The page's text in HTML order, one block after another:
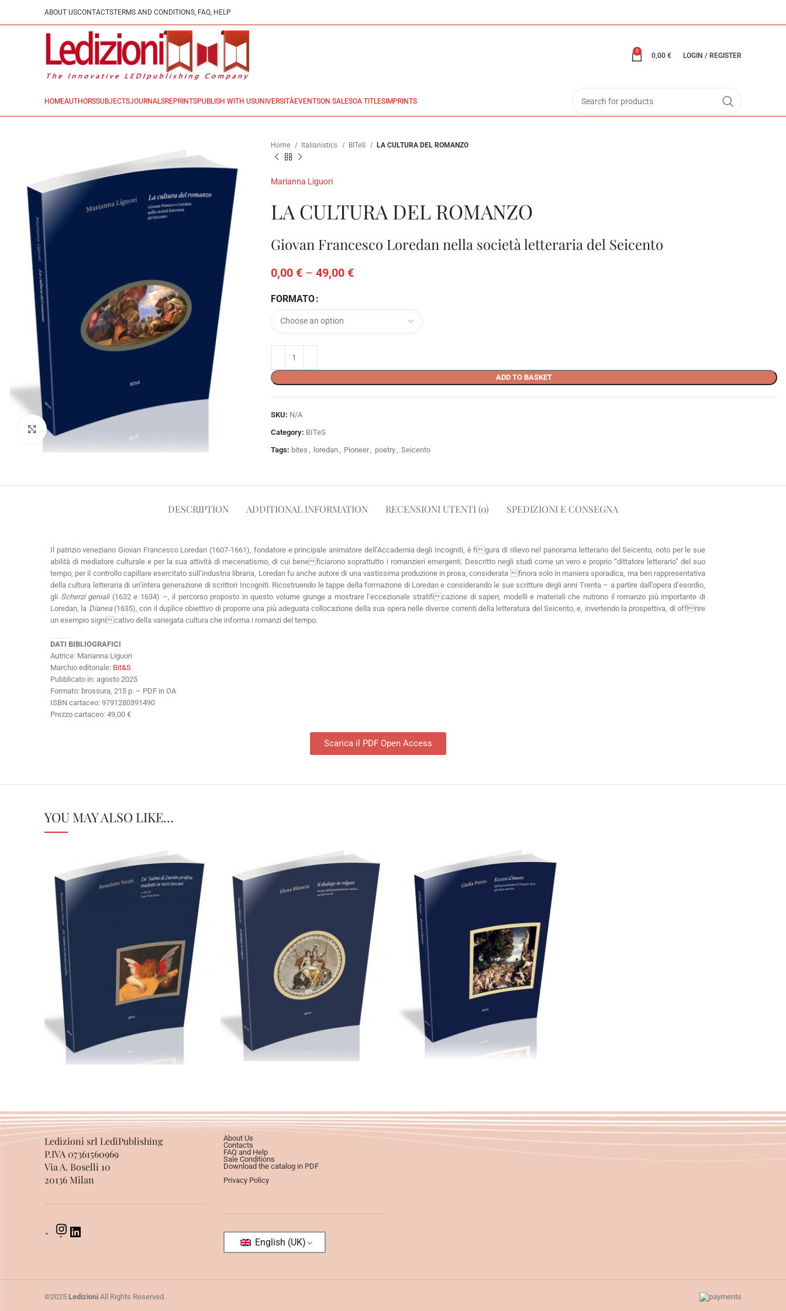
ABOUT USCONTACTSTERMS AND CONDITIONS, FAQ, HELP
0
0,00 € LOGIN / REGISTER
HOMEAUTHORSSUBJECTSJOURNALSREPRINTSPUBLISH WITH USUNIVERSITÀEVENTSON SALESOA TITLES IMPRINTS
Click to enlarge
Home Italianistics BITeS LA CULTURA DEL ROMANZO
Marianna Liguori
LA CULTURA DEL ROMANZO
Giovan Francesco Loredan nella società letteraria del Seicento
0,00 € – 49,00 €
FORMATO
ADD TO BASKET
SKU: N/A
Category: BITeS
Tags: bites loredan Pioneer poetry Seicento
DESCRIPTION ADDITIONAL INFORMATION RECENSIONI UTENTI (0) SPEDIZIONI E CONSEGNA
Il patrizio veneziano Giovan Francesco Loredan (1607-1661), fondatore e principale animatore dell’Accademia degli Incogniti, è figura di rilievo nel panorama letterario del Seicento, noto per le sue
abilità di mediatore culturale e per la sua attività di mecenatismo, di cui beneficiarono soprattutto i romanzieri emergenti. Descritto negli studi come un vero e proprio “dittatore letterario” del suo
tempo, per il controllo capillare esercitato sull’industria libraria, Loredan fu anche autore di una vastissima produzione in prosa, considerata finora solo in maniera sporadica, ma ben rappresentativa
della cultura letteraria di un’intera generazione di scrittori Incogniti. Ricostruendo le tappe della formazione di Loredan e considerando le sue scritture degli anni Trenta – a partire dall’opera d’esordio,
gli Scherzi geniali(1632 e 1634) –, il percorso proposto in questo volume giunge a mostrare l’eccezionale stratificazione di saperi, modelli e materiali che nutrono il romanzo più importante di
Loredan, la Dianea(1635), con il duplice obiettivo di proporre una più adeguata collocazione della sua opera nelle diverse correnti della letteratura del Seicento, e, invertendo la prospettiva, di offrire
un esempio signicativo della variegata cultura che informa i romanzi del tempo.
DATI BIBLIOGRAFICI
Autrice: Marianna Liguori
Marchio editoriale: Bit&S
Pubblicato in: agosto 2025
Formato: brossura, 215 p. – PDF in OA
ISBN cartaceo: 9791280391490
Prezzo cartaceo: 49,00 €
Scarica il PDF Open Access
YOU MAY ALSO LIKE…
28,00€
Add to basket
CartaceoeBook in PDF
0,00€ 28,00€
Select options
24,00 €
Add to basket
Ledizioni srl LediPublishing
P.IVA 07361560969
Via A. Boselli 10
20136 Milan
About Us
Contacts
FAQ and Help
Sale Conditions
Download the catalog in PDF
Privacy Policy
English (UK)
©2025 Ledizioni All Rights Reserved.